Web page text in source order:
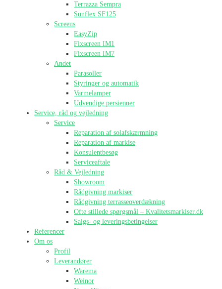
Terrazza Sempra
Sunflex SF125
Screens
EasyZip
Fixscreen IM1
Fixscreen IM7
Andet
Parasoller
Styringer og automatik
Varmelamper
Udvendige persienner
Service, råd og vejledning
Service
Reparation af solafskærmning
Reparation af markise
Konsulentbesøg
Serviceaftale
Råd & Vejledning
Showroom
Rådgivning markiser
Rådgivning terrasseoverdækning
Ofte stillede spørgsmål – Kvalitetsmarkiser.dk
Salgs- og leveringsbetingelser
Referencer
Om os
Profil
Leverandører
Warema
Weinor